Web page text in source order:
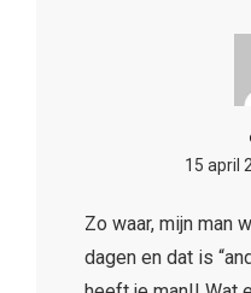
15 april
Zo waar, mijn man
dagen en dat is